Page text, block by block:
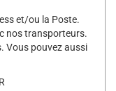
et/ou la Poste.
nos transporteurs.
Vous pouvez aussi